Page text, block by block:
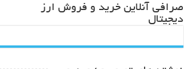
صرافی آنلاین خرید و فروش ارز
دیجیتال